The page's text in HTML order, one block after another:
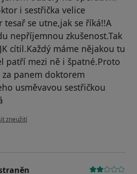
i sestřička velice
se utne,jak se říká!!A
nepříjemnou zkušenost.Tak
cítil.Každý máme nějakou tu
patří mezi ně i špatné.Proto
panem doktorem
usměvavou sestřičkou
uživatele Váš účet byl odstraněn
zneužití